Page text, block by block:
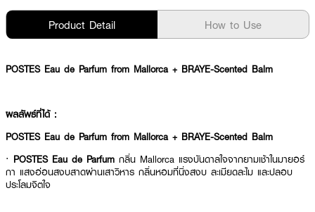
Product Detail How to Use
POSTES Eau de Parfum from Mallorca + BRAYE-Scented Balm
ผลลัพธ์ที่ได้ :
POSTES Eau de Parfum from Mallorca + BRAYE-Scented Balm
· POSTES Eau de Parfum กลิ่น Mallorca แรงบันดาลใจจากยามเช้าในมายอร์
กา แสงอ่อนสงบสาดผ่านเสาวิหาร กลิ่นหอมที่นิ่งสงบ ละเมียดละไม และปลอบ
ประโลมจิตใจ